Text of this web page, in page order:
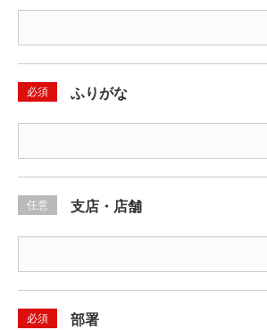
必須 ふりがな
任意 支店・店舗
必須 部署